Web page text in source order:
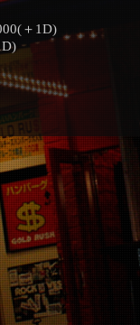
＋1D)